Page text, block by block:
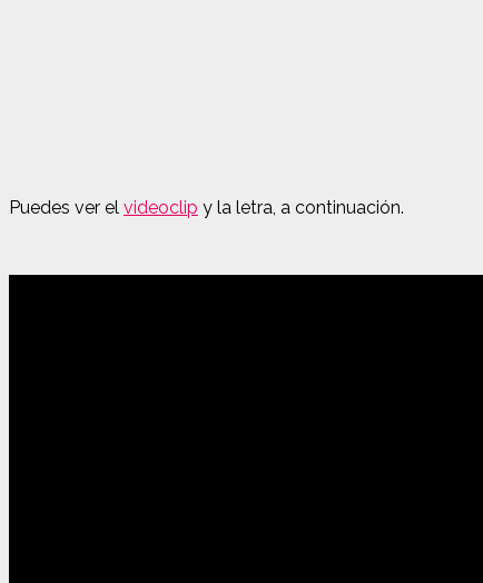
Puedes ver el videoclip y la letra, a continuación.